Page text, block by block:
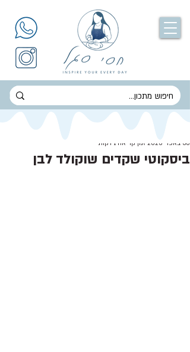
ביסקוטי שקדים שוקולד לבן
30 באפר׳ 2023
זמן קריאה 1 דקות